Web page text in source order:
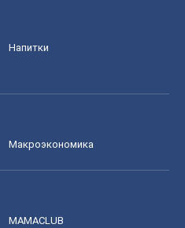
Напитки
Mакроэкономика
MAMACLUB